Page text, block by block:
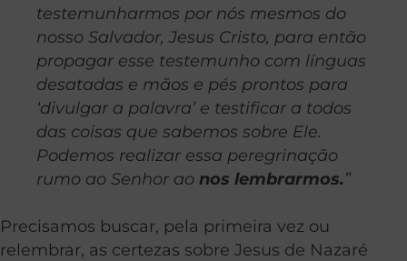
testemunharmos por nós mesmos do
nosso Salvador, Jesus Cristo, para então
propagar esse testemunho com línguas
desatadas e mãos e pés prontos para
‘divulgar a palavra’ e testificar a todos
das coisas que sabemos sobre Ele.
Podemos realizar essa peregrinação
rumo ao Senhor ao nos lembrarmos.”
Precisamos buscar, pela primeira vez ou
relembrar, as certezas sobre Jesus de Nazaré